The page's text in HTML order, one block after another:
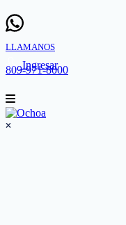
LLAMANOS
809-971-8000
Ingresar